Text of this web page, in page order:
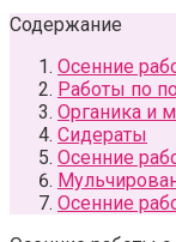
Содержание
Осенние
Работы по
Органика и
Сидераты
Осенние
Осенние